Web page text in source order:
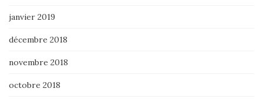
janvier 2019
décembre 2018
novembre 2018
octobre 2018